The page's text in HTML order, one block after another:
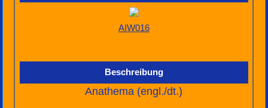
AIW016
Anathema (engl./dt.)